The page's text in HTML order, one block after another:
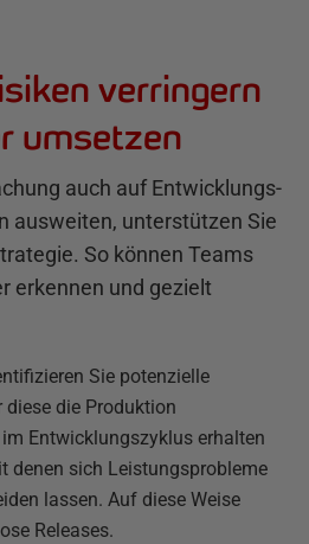
verringern
umsetzen
auch auf Entwicklungs-
ausweiten, unterstützen Sie
So können Teams
erkennen und gezielt
Sie potenzielle
diese die Produktion
Entwicklungszyklus erhalten
denen sich Leistungsprobleme
lassen. Auf diese Weise
Releases.